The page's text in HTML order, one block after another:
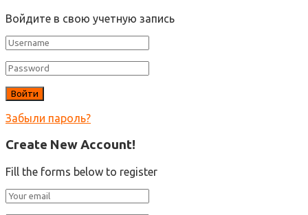
Войдите в свою учетную запись
Забыли пароль?
Create New Account!
Fill the forms below to register